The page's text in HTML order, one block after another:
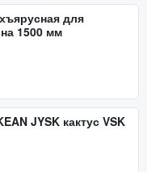
для
1500 мм
JYSK кактус VSK